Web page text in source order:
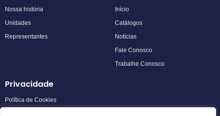
Nossa história
Unidades
Representantes
Início
Catálogos
Notícias
Fale Conosco
Trabalhe Conosco
Privacidade
Política de Cookies